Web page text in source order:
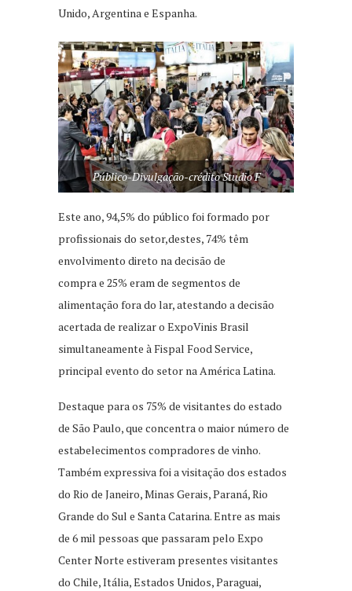
Unido, Argentina e Espanha.
Público-Divulgação-crédito Studio F
Este ano, 94,5% do público foi formado por
profissionais do setor,destes, 74% têm
envolvimento direto na decisão de
compra e 25% eram de segmentos de
alimentação fora do lar, atestando a decisão
acertada de realizar o ExpoVinis Brasil
simultaneamente à Fispal Food Service,
principal evento do setor na América Latina.
Destaque para os 75% de visitantes do estado
de São Paulo, que concentra o maior número de
estabelecimentos compradores de vinho.
Também expressiva foi a visitação dos estados
do Rio de Janeiro, Minas Gerais, Paraná, Rio
Grande do Sul e Santa Catarina. Entre as mais
de 6 mil pessoas que passaram pelo Expo
Center Norte estiveram presentes visitantes
do Chile, Itália, Estados Unidos, Paraguai,